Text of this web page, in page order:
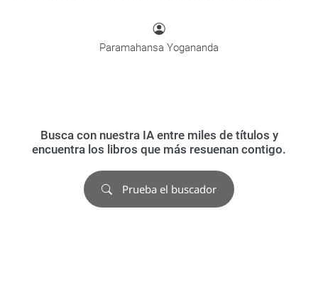
Paramahansa Yogananda
Busca con nuestra IA entre miles de títulos y
encuentra los libros que más resuenan contigo.
Prueba el buscador